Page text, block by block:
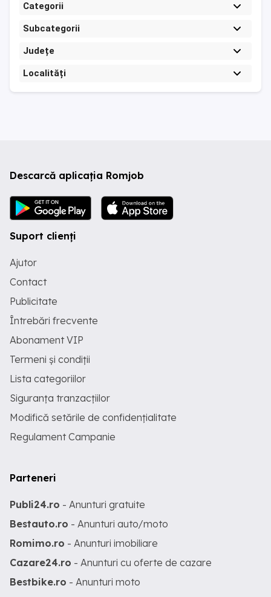
Categorii
Subcategorii
Județe
Localități
Descarcă aplicația Romjob
Suport clienți
Ajutor
Contact
Publicitate
Întrebări frecvente
Abonament VIP
Termeni și condiții
Lista categoriilor
Siguranța tranzacțiilor
Modifică setările de confidențialitate
Regulament Campanie
Parteneri
Publi24.ro - Anunturi gratuite
Bestauto.ro - Anunturi auto/moto
Romimo.ro - Anunturi imobiliare
Cazare24.ro - Anunturi cu oferte de cazare
Bestbike.ro - Anunturi moto